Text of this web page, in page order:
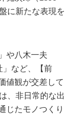
に新たな表現を
や八木一夫
」など、【前
値観が交差して
、非日常的な出
じたモノつくり